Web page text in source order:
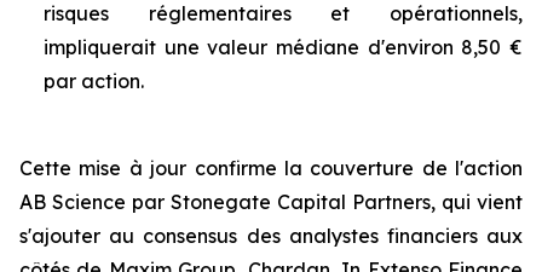
risques réglementaires et opérationnels,
impliquerait une valeur médiane d'environ 8,50 €
par action.
Cette mise à jour confirme la couverture de l'action
AB Science par Stonegate Capital Partners, qui vient
s'ajouter au consensus des analystes financiers aux